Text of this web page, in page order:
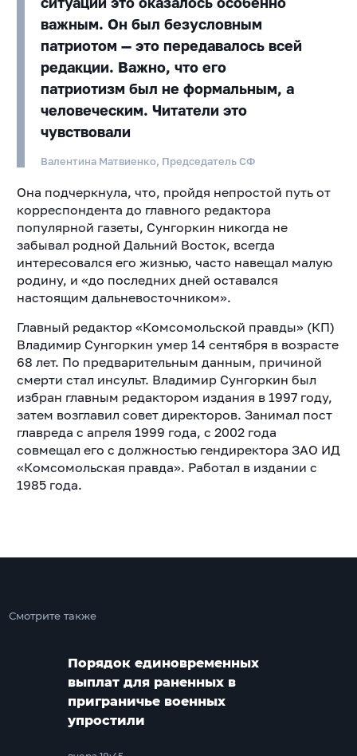
важным. Он был безусловным
патриотом — это передавалось всей
редакции. Важно, что его
патриотизм был не формальным, а
человеческим. Читатели это
чувствовали
Валентина Матвиенко, Председатель СФ
Она подчеркнула, что, пройдя непростой путь от
корреспондента до главного редактора
популярной газеты, Сунгоркин никогда не
забывал родной Дальний Восток, всегда
интересовался его жизнью, часто навещал малую
родину, и «до последних дней оставался
настоящим дальневосточником».
Главный редактор «Комсомольской правды» (КП)
Владимир Сунгоркин умер 14 сентября в возрасте
68 лет. По предварительным данным, причиной
смерти стал инсульт. Владимир Сунгоркин был
избран главным редактором издания в 1997 году,
затем возглавил совет директоров. Занимал пост
главреда с апреля 1999 года, с 2002 года
совмещал его с должностью гендиректора ЗАО ИД
«Комсомольская правда». Работал в издании с
1985 года.
Смотрите также
Порядок единовременных
выплат для раненных в
приграничье военных
упростили